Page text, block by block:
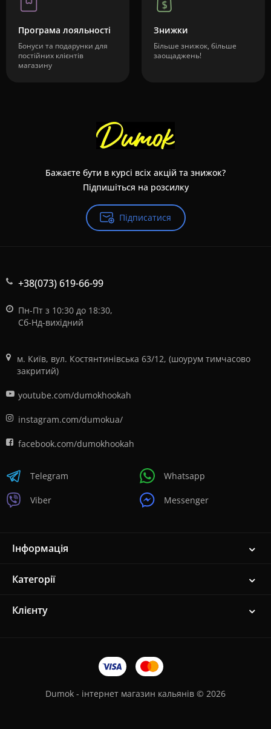
Програма лояльності
Бонуси та подарунки для
постійних клієнтів
магазину
Знижки
Більше знижок, більше
заощаджень!
Бажаєте бути в курсі всіх акцій та знижок?
Підпишіться на розсилку
Підписатися
+38(073) 619-66-99
Пн-Пт з 10:30 до 18:30,
Сб-Нд-вихідний
м. Київ, вул. Костянтинівська 63/12, (шоурум тимчасово
закритий)
youtube.com/dumokhookah
instagram.com/dumokua/
facebook.com/dumokhookah
Telegram
Viber
Whatsapp
Messenger
Інформація
Категорії
Клієнту
Dumok - інтернет магазин кальянів © 2026